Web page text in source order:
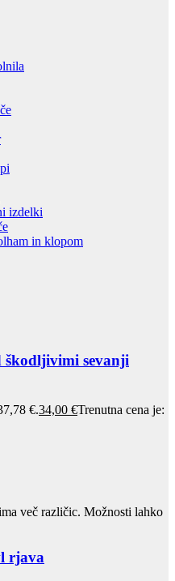
izdelki
in klopom
škodljivimi sevanji
€.34,00 €Trenutna cena je:
več različic. Možnosti lahko
rjava